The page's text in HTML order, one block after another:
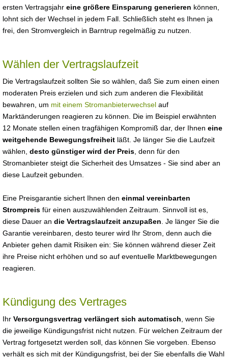
ersten Vertragsjahr eine größere Einsparung generieren können,
lohnt sich der Wechsel in jedem Fall. Schließlich steht es Ihnen ja
frei, den Stromvergleich in Barntrup regelmäßig zu nutzen.
Wählen der Vertragslaufzeit
Die Vertragslaufzeit sollten Sie so wählen, daß Sie zum einen einen
moderaten Preis erzielen und sich zum anderen die Flexibilität
bewahren, um mit einem Stromanbieterwechsel auf
Marktänderungen reagieren zu können. Die im Beispiel erwähnten
12 Monate stellen einen tragfähigen Kompromiß dar, der Ihnen eine
weitgehende Bewegungsfreiheit läßt. Je länger Sie die Laufzeit
wählen, desto günstiger wird der Preis , denn für den
Stromanbieter steigt die Sicherheit des Umsatzes - Sie sind aber an
diese Laufzeit gebunden.
Eine Preisgarantie sichert Ihnen den einmal vereinbarten
Strompreis für einen auszuwählenden Zeitraum. Sinnvoll ist es,
diese Dauer an die Vertragslaufzeit anzupaßen . Je länger Sie die
Garantie vereinbaren, desto teurer wird Ihr Strom, denn auch die
Anbieter gehen damit Risiken ein: Sie können während dieser Zeit
ihre Preise nicht erhöhen und so auf eventuelle Marktbewegungen
reagieren.
Kündigung des Vertrages
Ihr Versorgungsvertrag verlängert sich automatisch , wenn Sie
die jeweilige Kündigungsfrist nicht nutzen. Für welchen Zeitraum der
Vertrag fortgesetzt werden soll, das können Sie vorgeben. Ebenso
verhält es sich mit der Kündigungsfrist, bei der Sie ebenfalls die Wahl